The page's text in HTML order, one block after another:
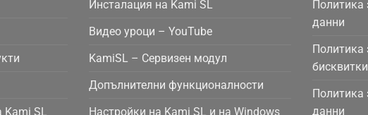
Kami SL
Инсталация на Kami SL
Видео уроци – YouTube
KamiSL – Сервизен модул
Допълнителни функционалности
Настройки на Kami SL и на Windows
Политика
данни
Политика
бисквитки
Политика
данни